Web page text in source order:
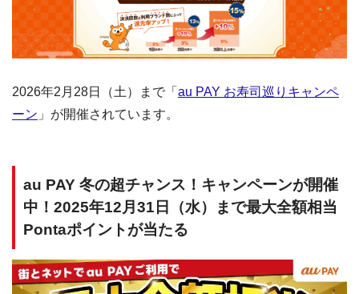
2026年2月28日（土）まで「 au PAY お寿司巡りキャンペ
ーン 」が開催されています。
au PAY 冬の超チャンス！キャンペーンが開催
中！2025年12月31日（水）まで最大全額相当
Pontaポイントが当たる